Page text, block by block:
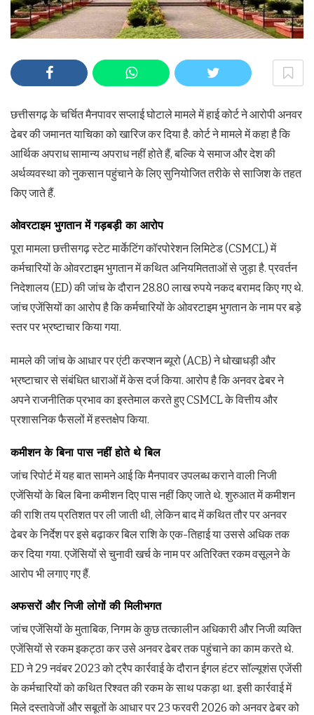
छत्तीसगढ़ के चर्चित मैनपावर सप्‍लाई घोटाले मामले में हाई कोर्ट ने आरोपी अनवर
ढेबर की जमानत याचिका को खारिज कर दिया है. कोर्ट ने मामले में कहा है कि
आर्थिक अपराध सामान्‍य अपराध नहीं होते हैं, बल्कि ये समाज और देश की
अर्थव्‍यवस्‍था को नुकसान पहुंचाने के लिए सुनियोजित तरीके से साजिश के तहत
किए जाते हैं.
ओवरटाइम भुगतान में गड़बड़ी का आरोप
पूरा मामला छत्तीसगढ़ स्टेट मार्केटिंग कॉरपोरेशन लिमिटेड (CSMCL) में
कर्मचारियों के ओवरटाइम भुगतान में कथित अनियमितताओं से जुड़ा है. प्रवर्तन
निदेशालय (ED) की जांच के दौरान 28.80 लाख रुपये नकद बरामद किए गए थे.
जांच एजेंसियों का आरोप है कि कर्मचारियों के ओवरटाइम भुगतान के नाम पर बड़े
स्तर पर भ्रष्टाचार किया गया.
मामले की जांच के आधार पर एंटी करप्शन ब्यूरो (ACB) ने धोखाधड़ी और
भ्रष्टाचार से संबंधित धाराओं में केस दर्ज किया. आरोप है कि अनवर ढेबर ने
अपने राजनीतिक प्रभाव का इस्तेमाल करते हुए CSMCL के वित्तीय और
प्रशासनिक फैसलों में हस्तक्षेप किया.
कमीशन के बिना पास नहीं होते थे बिल
जांच रिपोर्ट में यह बात सामने आई कि मैनपावर उपलब्ध कराने वाली निजी
एजेंसियों के बिल बिना कमीशन दिए पास नहीं किए जाते थे. शुरुआत में कमीशन
की राशि तय प्रतिशत पर ली जाती थी, लेकिन बाद में कथित तौर पर अनवर
ढेबर के निर्देश पर इसे बढ़ाकर बिल राशि के एक-तिहाई या उससे अधिक तक
कर दिया गया. एजेंसियों से चुनावी खर्च के नाम पर अतिरिक्त रकम वसूलने के
आरोप भी लगाए गए हैं.
अफसरों और निजी लोगों की मिलीभगत
जांच एजेंसियों के मुताबिक, निगम के कुछ तत्कालीन अधिकारी और निजी व्यक्ति
एजेंसियों से रकम इकट्ठा कर उसे अनवर ढेबर तक पहुंचाने का काम करते थे.
ED ने 29 नवंबर 2023 को ट्रैप कार्रवाई के दौरान ईगल हंटर सॉल्यूशंस एजेंसी
के कर्मचारियों को कथित रिश्वत की रकम के साथ पकड़ा था. इसी कार्रवाई में
मिले दस्तावेजों और सबूतों के आधार पर 23 फरवरी 2026 को अनवर ढेबर को